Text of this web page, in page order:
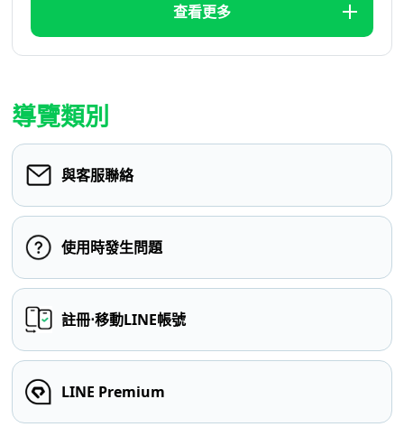
查看更多
導覽類別
與客服聯絡
使用時發生問題
註冊⋅移動LINE帳號
LINE Premium